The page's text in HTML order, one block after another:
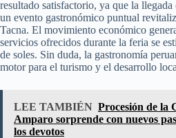
resultado satisfactorio, ya que la llegada
un evento gastronómico puntual
Tacna. El movimiento económico
servicios ofrecidos durante la feria se
de soles. Sin duda, la gastronomía
motor para el turismo y el desarrollo
LEE TAMBIÉN Procesión de la
Amparo sorprende con nuevos
los devotos